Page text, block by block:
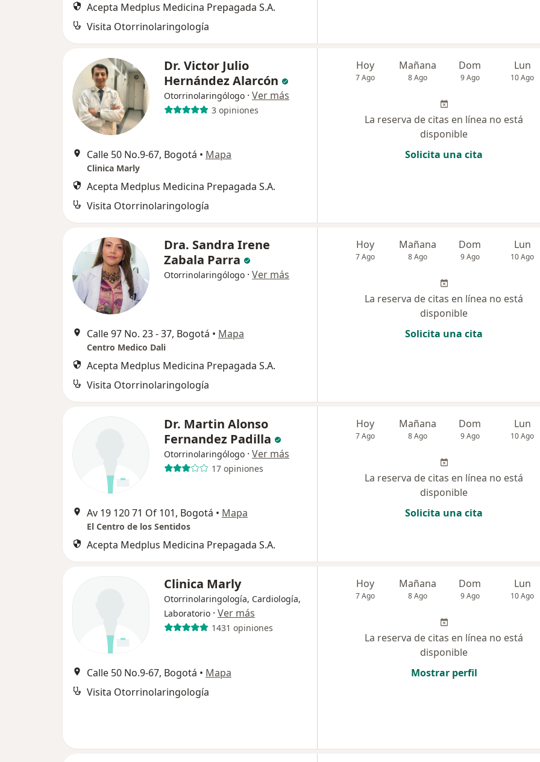
Acepta Medplus Medicina Prepagada S.A.
Visita Otorrinolaringología
Dr. Victor Julio
Hernández Alarcón
Otorrinolaringólogo · Ver más
3 opiniones
Calle 50 No.9-67, Bogotá • Mapa
Clinica Marly
Acepta Medplus Medicina Prepagada S.A.
Visita Otorrinolaringología
Hoy
7 Ago
Mañana
8 Ago
Dom
9 Ago
Lun
10 Ago
La reserva de citas en línea no está
disponible
Solicita una cita
Dra. Sandra Irene
Zabala Parra
Otorrinolaringólogo · Ver más
Calle 97 No. 23 - 37, Bogotá • Mapa
Centro Medico Dali
Acepta Medplus Medicina Prepagada S.A.
Visita Otorrinolaringología
Hoy
7 Ago
Mañana
8 Ago
Dom
9 Ago
Lun
10 Ago
La reserva de citas en línea no está
disponible
Solicita una cita
Dr. Martin Alonso
Fernandez Padilla
Otorrinolaringólogo · Ver más
17 opiniones
Av 19 120 71 Of 101, Bogotá • Mapa
El Centro de los Sentidos
Acepta Medplus Medicina Prepagada S.A.
Hoy
7 Ago
Mañana
8 Ago
Dom
9 Ago
Lun
10 Ago
La reserva de citas en línea no está
disponible
Solicita una cita
Clinica Marly
Otorrinolaringología, Cardiología,
Laboratorio · Ver más
1431 opiniones
Calle 50 No.9-67, Bogotá • Mapa
Visita Otorrinolaringología
Hoy
7 Ago
Mañana
8 Ago
Dom
9 Ago
Lun
10 Ago
La reserva de citas en línea no está
disponible
Mostrar perfil